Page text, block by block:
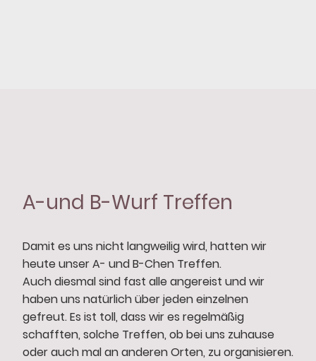
A-und B-Wurf Treffen
Damit es uns nicht langweilig wird, hatten wir
heute unser A- und B-Chen Treffen.
Auch diesmal sind fast alle angereist und wir
haben uns natürlich über jeden einzelnen
gefreut. Es ist toll, dass wir es regelmäßig
schafften, solche Treffen, ob bei uns zuhause
oder auch mal an anderen Orten, zu organisieren.